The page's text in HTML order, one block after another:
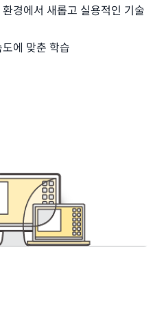
경에서 새롭고 실용적인 기술
에 맞춘 학습